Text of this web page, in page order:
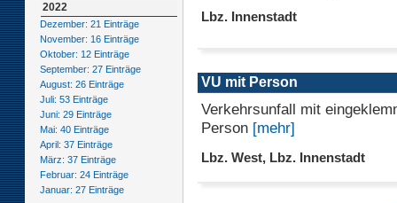
2022
Dezember: 21 Einträge
November: 16 Einträge
Oktober: 12 Einträge
September: 27 Einträge
August: 26 Einträge
Juli: 53 Einträge
Juni: 29 Einträge
Mai: 40 Einträge
April: 37 Einträge
März: 37 Einträge
Februar: 24 Einträge
Januar: 27 Einträge
Lbz. Innenstadt
VU mit Person
Verkehrsunfall mit
Person [mehr]
Lbz. West, Lbz. Innenstadt